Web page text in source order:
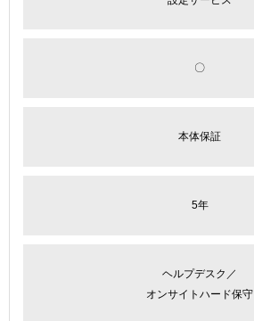
〇
本体保証
5年
ヘルプデスク／
オンサイトハード保守